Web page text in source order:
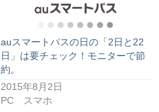
auスマートパスの日の「2日と22
日」は要チェック！モニターで節
約。
2015年8月2日
PC スマホ